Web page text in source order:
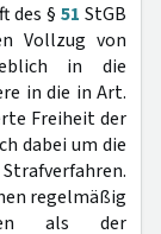
des § 51 StGB
Vollzug von
in die
in die in Art.
Freiheit der
dabei um die
regelmäßig
als der